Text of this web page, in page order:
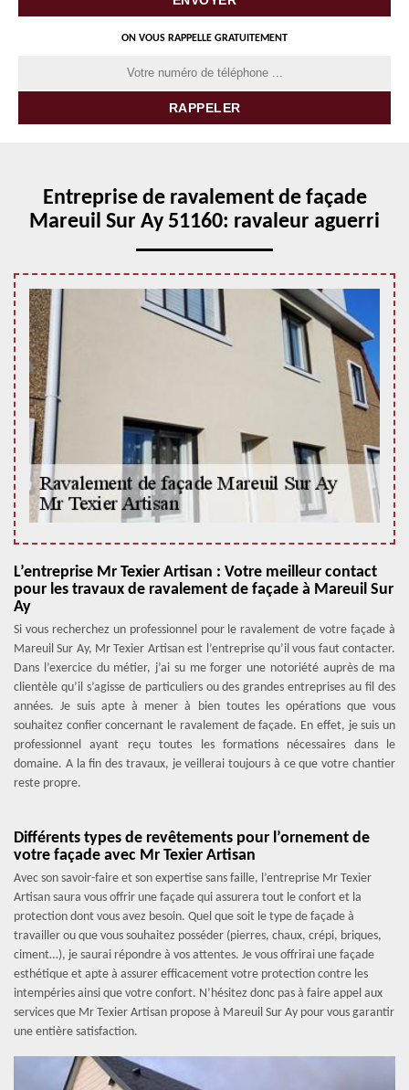
ON VOUS RAPPELLE GRATUITEMENT
Entreprise de ravalement de façade
Mareuil Sur Ay 51160: ravaleur aguerri
L’entreprise Mr Texier Artisan : Votre meilleur contact
pour les travaux de ravalement de façade à Mareuil Sur
Ay
Si vous recherchez un professionnel pour le ravalement de votre façade à
Mareuil Sur Ay, Mr Texier Artisan est l’entreprise qu’il vous faut contacter.
Dans l’exercice du métier, j’ai su me forger une notoriété auprès de ma
clientèle qu’il s’agisse de particuliers ou des grandes entreprises au fil des
années. Je suis apte à mener à bien toutes les opérations que vous
souhaitez confier concernant le ravalement de façade. En effet, je suis un
professionnel ayant reçu toutes les formations nécessaires dans le
domaine. A la fin des travaux, je veillerai toujours à ce que votre chantier
reste propre.
Différents types de revêtements pour l’ornement de
votre façade avec Mr Texier Artisan
Avec son savoir-faire et son expertise sans faille, l’entreprise Mr Texier
Artisan saura vous offrir une façade qui assurera tout le confort et la
protection dont vous avez besoin. Quel que soit le type de façade à
travailler ou que vous souhaitez posséder (pierres, chaux, crépi, briques,
ciment…), je saurai répondre à vos attentes. Je vous offrirai une façade
esthétique et apte à assurer efficacement votre protection contre les
intempéries ainsi que votre confort. N’hésitez donc pas à faire appel aux
services que Mr Texier Artisan propose à Mareuil Sur Ay pour vous garantir
une entière satisfaction.